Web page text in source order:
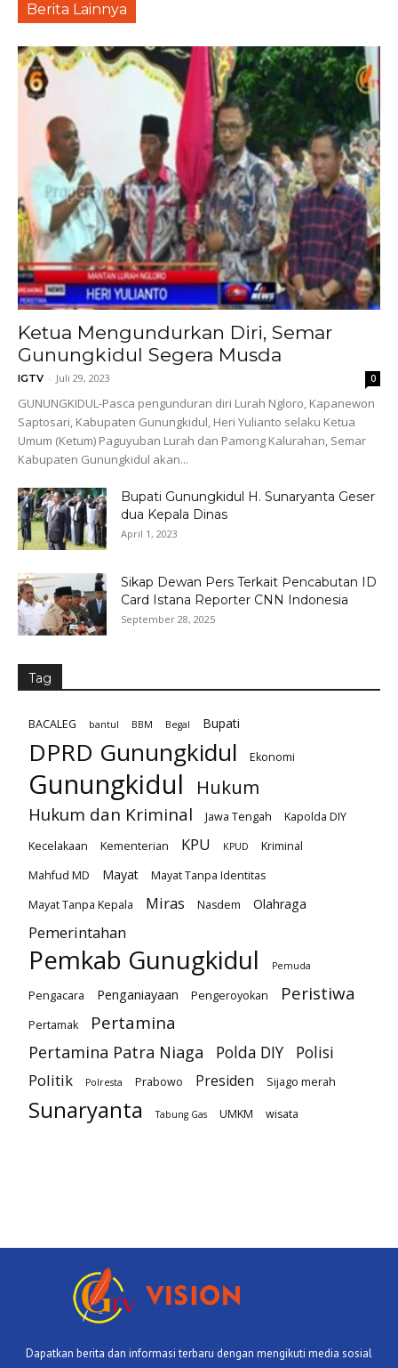
Berita Lainnya
Ketua Mengundurkan Diri, Semar
Gunungkidul Segera Musda
IGTV - Juli 29, 2023 0
GUNUNGKIDUL-Pasca pengunduran diri Lurah Ngloro, Kapanewon
Saptosari, Kabupaten Gunungkidul, Heri Yulianto selaku Ketua
Umum (Ketum) Paguyuban Lurah dan Pamong Kalurahan, Semar
Kabupaten Gunungkidul akan...
Bupati Gunungkidul H. Sunaryanta Geser
dua Kepala Dinas
April 1, 2023
Sikap Dewan Pers Terkait Pencabutan ID
Card Istana Reporter CNN Indonesia
September 28, 2025
Tag
BACALEG bantul BBM Begal Bupati
DPRD Gunungkidul Ekonomi
Gunungkidul Hukum
Hukum dan Kriminal Jawa Tengah
Kapolda DIY
Kecelakaan
Kementerian KPU KPUD
Kriminal
Mahfud MD
Mayat
Mayat Tanpa Identitas
Mayat Tanpa Kepala
Miras Nasdem Olahraga
Pemerintahan
Pemkab Gunugkidul Pemuda
Pengacara Penganiayaan Pengeroyokan Peristiwa
Pertamak Pertamina
Pertamina Patra Niaga Polda DIY
Polisi
Politik
Polresta Prabowo Presiden Sijago merah
Sunaryanta Tabung Gas UMKM wisata
Dapatkan berita dan informasi terbaru dengan mengikuti media sosial